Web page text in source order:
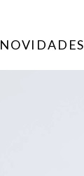
NOVIDADES